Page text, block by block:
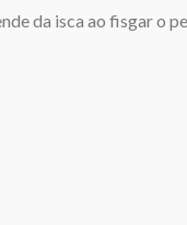
da isca ao fisgar o